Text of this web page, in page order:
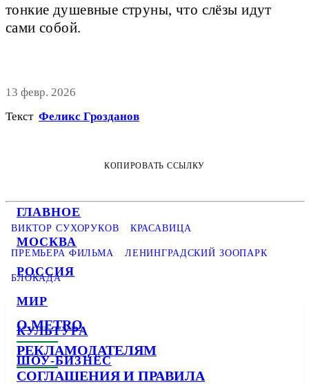
ГЛАВНОЕ
МОСКВА
РОССИЯ
МИР
КУЛЬТУРА
ШОУ-БИЗНЕС
тонкие душевные струны, что слёзы идут
сами собой.
13 февр. 2026
Текст Феликс Грозданов
КОПИРОВАТЬ ССЫЛКУ
ВИКТОР СУХОРУКОВ КРАСАВИЦА
ПРЕМЬЕРА ФИЛЬМА ЛЕНИНГРАДСКИЙ ЗООПАРК
БЛОКАДА
О METRO
РЕКЛАМОДАТЕЛЯМ
СОГЛАШЕНИЯ И ПРАВИЛА